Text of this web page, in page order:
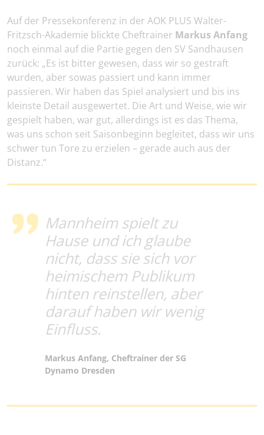
Auf der Pressekonferenz in der AOK PLUS Walter-
Fritzsch-Akademie blickte Cheftrainer Markus Anfang
noch einmal auf die Partie gegen den SV Sandhausen
zurück: „Es ist bitter gewesen, dass wir so gestraft
wurden, aber sowas passiert und kann immer
passieren. Wir haben das Spiel analysiert und bis ins
kleinste Detail ausgewertet. Die Art und Weise, wie wir
gespielt haben, war gut, allerdings ist es das Thema,
was uns schon seit Saisonbeginn begleitet, dass wir uns
schwer tun Tore zu erzielen – gerade auch aus der
Distanz.“
Mannheim spielt zu
Hause und ich glaube
nicht, dass sie sich vor
heimischem Publikum
hinten reinstellen, aber
darauf haben wir wenig
Einfluss.
Markus Anfang, Cheftrainer der SG
Dynamo Dresden